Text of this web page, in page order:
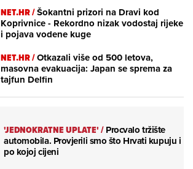
NET.HR /Šokantni prizori na Dravi kod
Koprivnice - Rekordno nizak vodostaj rijeke
i pojava vodene kuge
NET.HR /Otkazali više od 500 letova,
masovna evakuacija: Japan se sprema za
tajfun Delfin
'JEDNOKRATNE UPLATE'/Procvalo tržište
automobila. Provjerili smo što Hrvati kupuju i
po kojoj cijeni